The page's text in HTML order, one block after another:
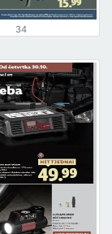
34